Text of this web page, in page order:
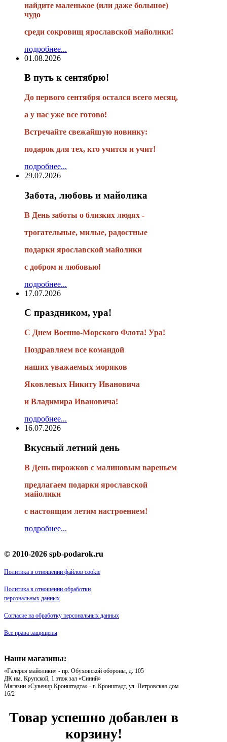
найдите маленькое (или даже большое)
чудо
среди сокровищ ярославской майолики!
подробнее...
01.08.2026
В путь к сентябрю!
До первого сентября остался всего месяц,
а у нас уже все готово!
Встречайте свежайшую новинку:
подарок для тех, кто учится и учит!
подробнее...
29.07.2026
Забота, любовь и майолика
В День заботы о близких людях -
трогательные, милые, радостные
подарки ярославской майолики
с добром и любовью!
подробнее...
17.07.2026
С праздником, ура!
С Днем Военно-Морского Флота! Ура!
Поздравляем все командой
наших уважаемых моряков
Яковлевых Никиту Ивановича
и Владимира Ивановича!
подробнее...
16.07.2026
Вкусный летний день
В День пирожков с малиновым вареньем
предлагаем подарки ярославской
майолики
с настоящим летим настроением!
подробнее...
© 2010-2026 spb-podarok.ru
Политика в отношении файлов cookie
Политика в отношении обработки
персональных данных
Согласие на обработку персональных данных
Все права защищены
Наши магазины:
«Галерея майолики» - пр. Обуховской обороны, д. 105
ДК им. Крупской, 1 этаж зал «Синий»
Магазин «Сувенир Кронштадта» - г. Кронштадт, ул. Петровская дом
16/2
Товар успешно добавлен в
корзину!